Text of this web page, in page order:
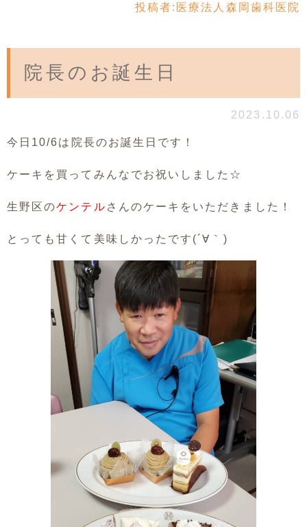
投稿者: 医療法人森岡歯科医院
院長のお誕生日
2023.10.06
今日10/6は院長のお誕生日です！
ケーキを買ってみんなでお祝いしました☆
生野区のケンテル さんのケーキをいただきました！
とっても甘くて美味しかったです(´∀｀)